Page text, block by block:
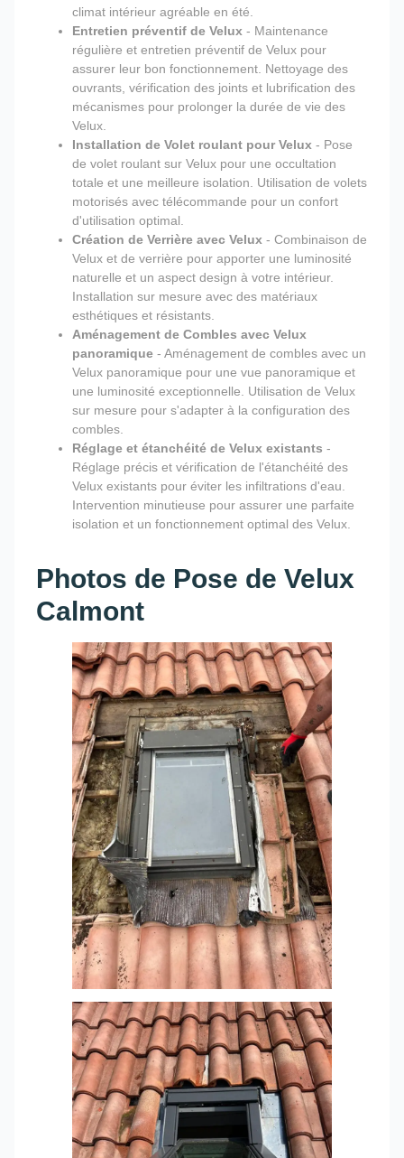
climat intérieur agréable en été.
Entretien préventif de Velux - Maintenance
régulière et entretien préventif de Velux pour
assurer leur bon fonctionnement. Nettoyage des
ouvrants, vérification des joints et lubrification des
mécanismes pour prolonger la durée de vie des
Velux.
Installation de Volet roulant pour Velux - Pose
de volet roulant sur Velux pour une occultation
totale et une meilleure isolation. Utilisation de volets
motorisés avec télécommande pour un confort
d'utilisation optimal.
Création de Verrière avec Velux - Combinaison de
Velux et de verrière pour apporter une luminosité
naturelle et un aspect design à votre intérieur.
Installation sur mesure avec des matériaux
esthétiques et résistants.
Aménagement de Combles avec Velux
panoramique - Aménagement de combles avec un
Velux panoramique pour une vue panoramique et
une luminosité exceptionnelle. Utilisation de Velux
sur mesure pour s'adapter à la configuration des
combles.
Réglage et étanchéité de Velux existants -
Réglage précis et vérification de l'étanchéité des
Velux existants pour éviter les infiltrations d'eau.
Intervention minutieuse pour assurer une parfaite
isolation et un fonctionnement optimal des Velux.
Photos de Pose de Velux
Calmont